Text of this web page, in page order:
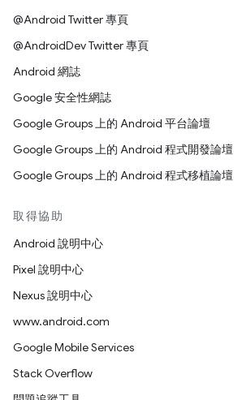
@Android Twitter 專頁
@AndroidDev Twitter 專頁
Android 網誌
Google 安全性網誌
Google Groups 上的 Android 平台論壇
Google Groups 上的 Android 程式開發論壇
Google Groups 上的 Android 程式移植論壇
取得協助
Android 說明中心
Pixel 說明中心
Nexus 說明中心
www.android.com
Google Mobile Services
Stack Overflow